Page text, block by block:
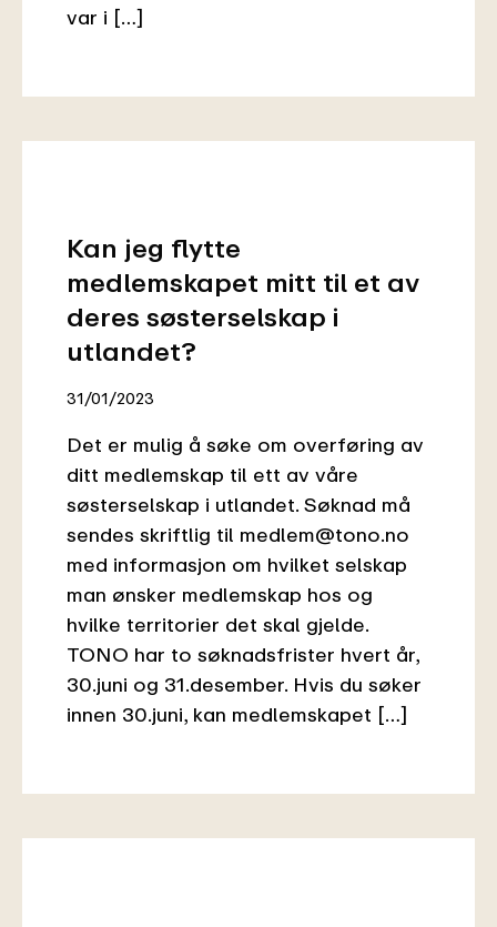
var i […]
Kan jeg flytte
medlemskapet mitt til et av
deres søsterselskap i
utlandet?
31/01/2023
Det er mulig å søke om overføring av
ditt medlemskap til ett av våre
søsterselskap i utlandet. Søknad må
sendes skriftlig til medlem@tono.no
med informasjon om hvilket selskap
man ønsker medlemskap hos og
hvilke territorier det skal gjelde.
TONO har to søknadsfrister hvert år,
30.juni og 31.desember. Hvis du søker
innen 30.juni, kan medlemskapet […]